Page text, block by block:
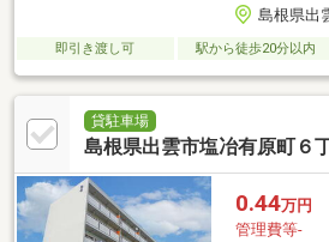
島根県出
即引き渡し可 駅から徒歩20分以内
貸駐車場
島根県出雲市塩冶有原町６
0.44万円
管理費等-